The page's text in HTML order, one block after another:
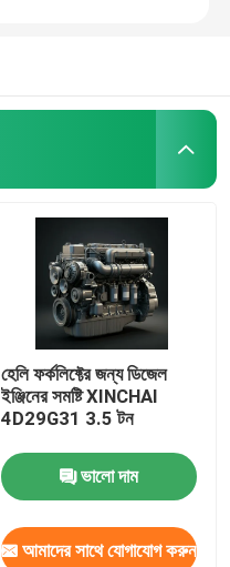
হেলি ফর্কলিফ্টের জন্য ডিজেল
ইঞ্জিনের সমষ্টি XINCHAI
4D29G31 3.5 টন
ভালো দাম
আমাদের সাথে যোগাযোগ করুন